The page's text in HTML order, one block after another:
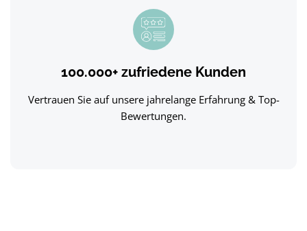
100.000+ zufriedene Kunden
Vertrauen Sie auf unsere jahrelange Erfahrung & Top-
Bewertungen.